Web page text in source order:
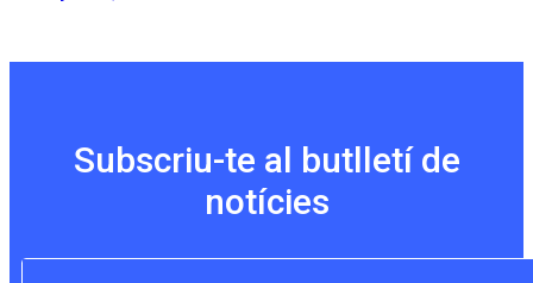
Subscriu-te al butlletí de
notícies